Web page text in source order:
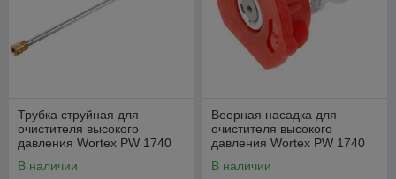
Трубка струйная для
очистителя высокого
давления Wortex PW 1740
В наличии
Веерная насадка для
очистителя высокого
давления Wortex PW 1740
(высокое давл (подходит
В наличии